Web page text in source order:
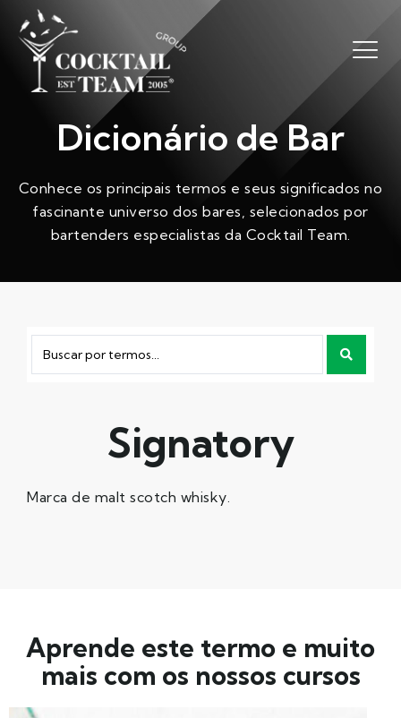
Dicionário de Bar
Conhece os principais termos e seus significados no
fascinante universo dos bares, selecionados por
bartenders especialistas da Cocktail Team.
Signatory
Marca de malt scotch whisky.
Aprende este termo e muito
mais com os nossos cursos